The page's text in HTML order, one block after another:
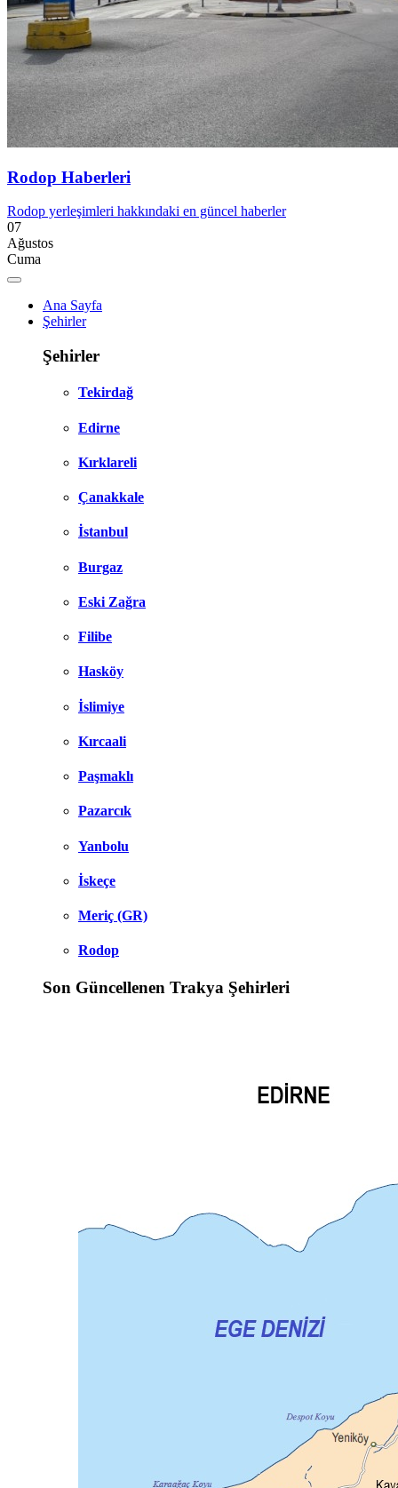
Rodop Haberleri
Rodop yerleşimleri hakkındaki en güncel haberler
07
Ağustos
Cuma
Ana Sayfa
Şehirler
Şehirler
Tekirdağ
Edirne
Kırklareli
Çanakkale
İstanbul
Burgaz
Eski Zağra
Filibe
Hasköy
İslimiye
Kırcaali
Paşmaklı
Pazarcık
Yanbolu
İskeçe
Meriç (GR)
Rodop
Son Güncellenen Trakya Şehirleri